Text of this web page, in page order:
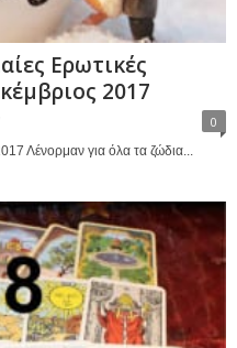
Ερωτικές
2017
0
Λένορμαν για όλα τα ζώδια...